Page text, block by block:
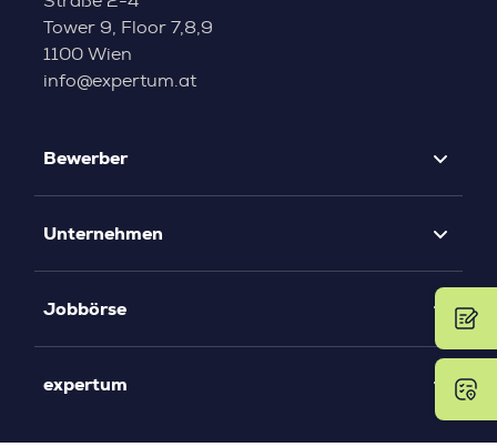
Tower 9, Floor 7,8,9
1100 Wien
info@expertum.at
Bewerber
Unternehmen
Jobbörse
expertum